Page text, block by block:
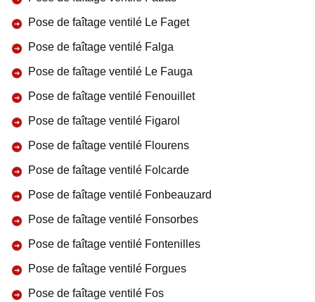
Pose de faîtage ventilé Le Faget
Pose de faîtage ventilé Falga
Pose de faîtage ventilé Le Fauga
Pose de faîtage ventilé Fenouillet
Pose de faîtage ventilé Figarol
Pose de faîtage ventilé Flourens
Pose de faîtage ventilé Folcarde
Pose de faîtage ventilé Fonbeauzard
Pose de faîtage ventilé Fonsorbes
Pose de faîtage ventilé Fontenilles
Pose de faîtage ventilé Forgues
Pose de faîtage ventilé Fos